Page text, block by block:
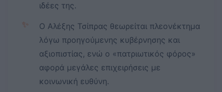
ιδέες της.
✨
Ο Αλέξης Τσίπρας θεωρείται πλεονέκτημα
λόγω προηγούμενης κυβέρνησης και
αξιοπιστίας, ενώ ο «πατριωτικός φόρος»
αφορά μεγάλες επιχειρήσεις με
κοινωνική ευθύνη.